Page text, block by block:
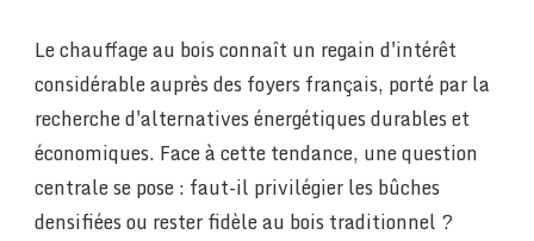
Le chauffage au bois connaît un regain d'intérêt
considérable auprès des foyers français, porté par la
recherche d'alternatives énergétiques durables et
économiques. Face à cette tendance, une question
centrale se pose : faut-il privilégier les bûches
densifiées ou rester fidèle au bois traditionnel ?